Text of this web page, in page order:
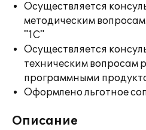
Осуществляется
методическим
"1С"
Осуществляется
техническим вопросам
программными
Оформлено льготное
Описание